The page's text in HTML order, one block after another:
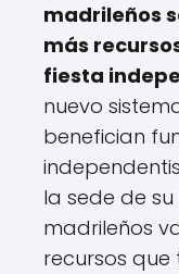
madrileños
más
fiesta
nuevo
benefician
la sede de su
madrileños
recursos